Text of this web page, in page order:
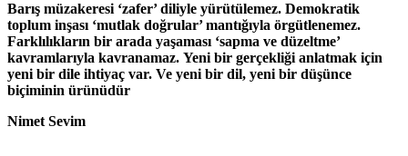
Barış müzakeresi ‘zafer’ diliyle yürütülemez. Demokratik
toplum inşası ‘mutlak doğrular’ mantığıyla örgütlenemez.
Farklılıkların bir arada yaşaması ‘sapma ve düzeltme’
kavramlarıyla kavranamaz. Yeni bir gerçekliği anlatmak için
yeni bir dile ihtiyaç var. Ve yeni bir dil, yeni bir düşünce
biçiminin ürünüdür
Nimet Sevim